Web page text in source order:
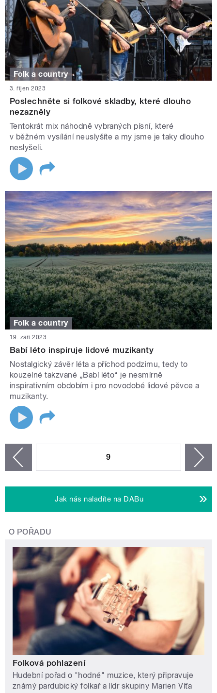
Folk a country
3. říjen 2023
Poslechněte si folkové skladby, které dlouho
nezazněly
Tentokrát mix náhodně vybraných písní, které
v běžném vysílání neuslyšíte a my jsme je taky dlouho
neslyšeli.
Folk a country
19. září 2023
Babí léto inspiruje lidové muzikanty
Nostalgický závěr léta a příchod podzimu, tedy to
kouzelné takzvané „Babí léto“ je nesmírně
inspirativním obdobím i pro novodobé lidové pěvce a
muzikanty.
9
Jak nás naladíte na DABu
O POŘADU
Folková pohlazení
Hudební pořad o "hodné" muzice, který připravuje
známý pardubický folkař a lídr skupiny Marien Víťa